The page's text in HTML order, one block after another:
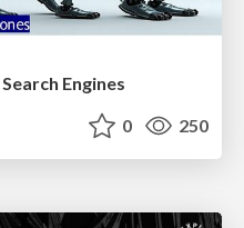
Engines
0 250